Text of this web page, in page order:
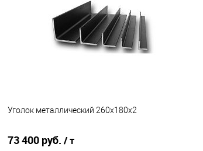
Купить в 1 клик
Сравнение
В избранное
Под заказ
Уголок металлический 260х180х2
73 400 руб. / т